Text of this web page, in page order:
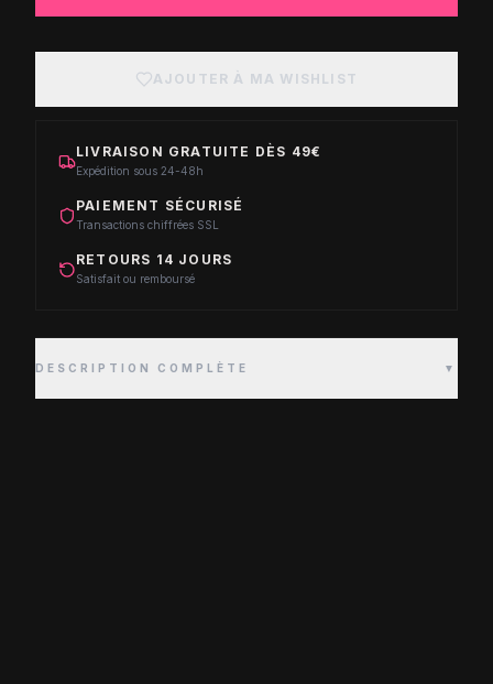
AJOUTER À MA WISHLIST
LIVRAISON GRATUITE DÈS 49€
Expédition sous 24-48h
PAIEMENT SÉCURISÉ
Transactions chiffrées SSL
RETOURS 14 JOURS
Satisfait ou remboursé
DESCRIPTION COMPLÈTE ▼